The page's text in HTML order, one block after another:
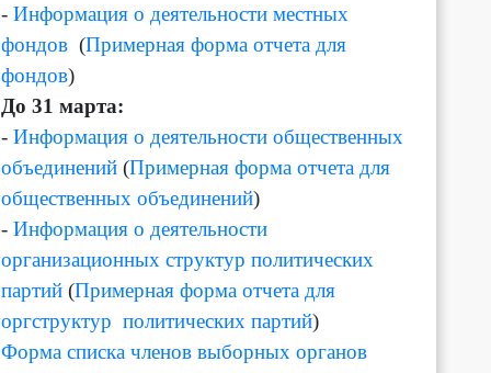
- Информация о деятельности местных
фондов (Примерная форма отчета для
фондов)
До 31 марта:
- Информация о деятельности общественных
объединений (Примерная форма отчета для
общественных объединений)
- Информация о деятельности
организационных структур политических
партий (Примерная форма отчета для
оргструктур политических партий)
Форма списка членов выборных органов